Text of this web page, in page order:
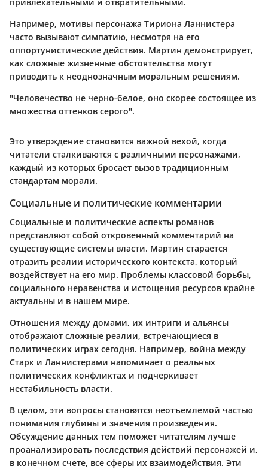
Например, мотивы персонажа Тириона Ланнистера
часто вызывают симпатию, несмотря на его
оппортунистические действия. Мартин демонстрирует,
как сложные жизненные обстоятельства могут
приводить к неоднозначным моральным решениям.
"Человечество не черно-белое, оно скорее состоящее из
множества оттенков серого".
Это утверждение становится важной вехой, когда
читатели сталкиваются с различными персонажами,
каждый из которых бросает вызов традиционным
стандартам морали.
Социальные и политические комментарии
Социальные и политические аспекты романов
представляют собой откровенный комментарий на
существующие системы власти. Мартин старается
отразить реалии исторического контекста, который
воздействует на его мир. Проблемы классовой борьбы,
социального неравенства и истощения ресурсов крайне
актуальны и в нашем мире.
Отношения между домами, их интриги и альянсы
отображают сложные реалии, встречающиеся в
политических играх сегодня. Например, война между
Старк и Ланнистерами напоминает о реальных
политических конфликтах и подчеркивает
нестабильность власти.
В целом, эти вопросы становятся неотъемлемой частью
понимания глубины и значения произведения.
Обсуждение данных тем поможет читателям лучше
проанализировать последствия действий персонажей и,
в конечном счете, все сферы их взаимодействия. Эти